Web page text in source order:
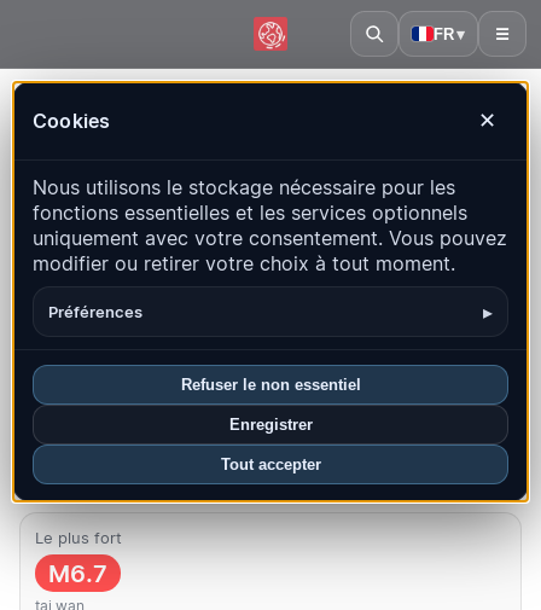
FR▾ ☰
Cookies ✕
Nous utilisons le stockage nécessaire pour les
fonctions essentielles et les services optionnels
uniquement avec votre consentement. Vous pouvez
modifier ou retirer votre choix à tout moment.
Préférences ▸
Refuser le non essentiel
Enregistrer
Tout accepter
Carte en direct, statistiques et événements récents
Ouvrir la carte historique Derniers dans ce pays
Aperçu
FAQ
Séismes ce mois-ci
3
Dernier UTC : 2026-08-04 20:25:32
Le plus fort
M6.7
tai wan